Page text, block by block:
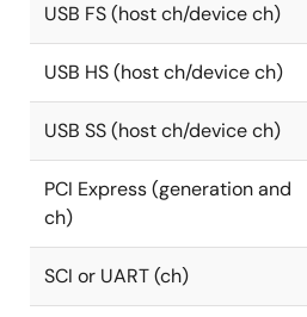
USB FS (host ch/device ch)
USB HS (host ch/device ch)
USB SS (host ch/device ch)
PCI Express (generation and
ch)
SCI or UART (ch)